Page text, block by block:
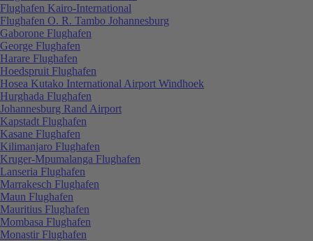
Flughafen Kairo-International
Flughafen O. R. Tambo Johannesburg
Gaborone Flughafen
George Flughafen
Harare Flughafen
Hoedspruit Flughafen
Hosea Kutako International Airport Windhoek
Hurghada Flughafen
Johannesburg Rand Airport
Kapstadt Flughafen
Kasane Flughafen
Kilimanjaro Flughafen
Kruger-Mpumalanga Flughafen
Lanseria Flughafen
Marrakesch Flughafen
Maun Flughafen
Mauritius Flughafen
Mombasa Flughafen
Monastir Flughafen